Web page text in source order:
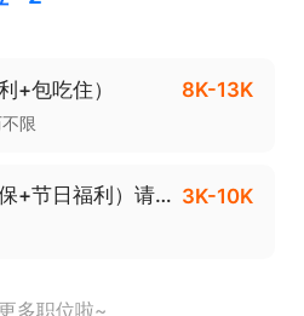
+包吃住） 8K-13K
限
急招汽车修理工（社保+节日福利）请直接打电话 3K-10K
多职位啦~